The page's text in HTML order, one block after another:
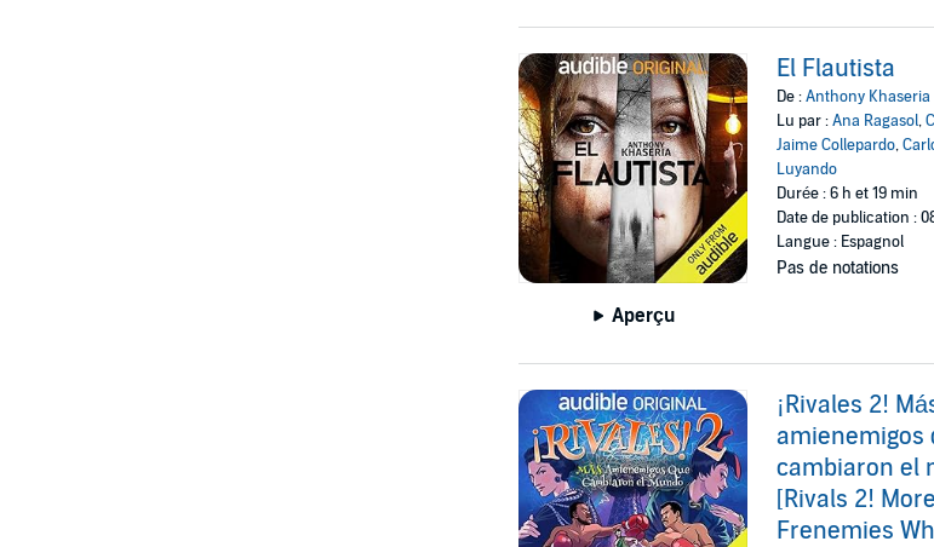
Aperçu
El Flautista
De :Anthony Khaseria
Lu par :Ana Ragasol,
Jaime Collepardo,
Luyando
Durée : 6 h et 19 min
Date de publication :
Langue : Espagnol
Pas de notations
¡Rivales 2!
amienemigos
cambiaron el
[Rivals 2! More
Frenemies